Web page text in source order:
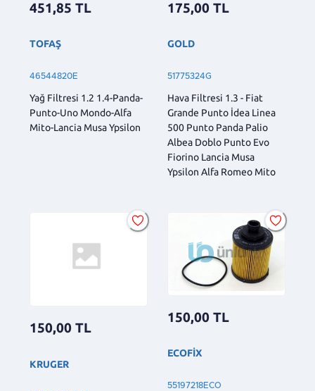
451,85 TL
TOFAŞ
46544820E
Yağ Filtresi 1.2 1.4-Panda-
Punto-Uno Mondo-Alfa
Mito-Lancia Musa Ypsilon
175,00 TL
GOLD
51775324G
Hava Filtresi 1.3 - Fiat
Grande Punto İdea Linea
500 Punto Panda Palio
Albea Doblo Punto Evo
Fiorino Lancia Musa
Ypsilon Alfa Romeo Mito
150,00 TL
KRUGER
150,00 TL
ECOFİX
55197218ECO